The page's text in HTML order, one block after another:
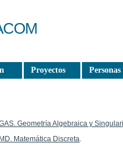
Proyectos Personas
Geometría Algebraica y
Matemática Discreta.